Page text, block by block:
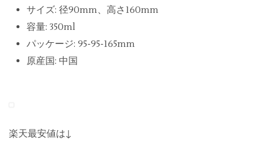
サイズ: 径90mm、高さ160mm
容量: 350ml
パッケージ: 95-95-165mm
原産国: 中国
楽天最安値は↓